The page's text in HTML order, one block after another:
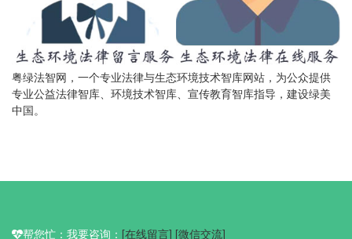
粤绿法智网，一个专业法律与生态环境技术智库网站，为公众提供
专业公益法律智库、环境技术智库、宣传教育智库指导，建设绿美
中国。
帮您忙：我要咨询： [在线留言] [微信交流]